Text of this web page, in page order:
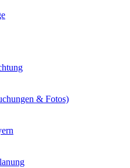
& Fotos)